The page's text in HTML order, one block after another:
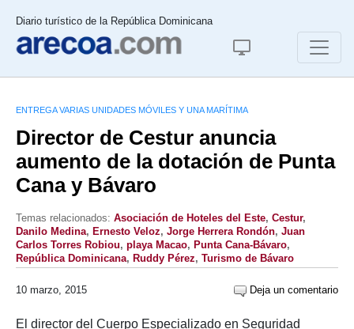
Diario turístico de la República Dominicana
ENTREGA VARIAS UNIDADES MÓVILES Y UNA MARÍTIMA
Director de Cestur anuncia
aumento de la dotación de Punta
Cana y Bávaro
Temas relacionados: Asociación de Hoteles del Este, Cestur,
Danilo Medina, Ernesto Veloz, Jorge Herrera Rondón, Juan
Carlos Torres Robiou, playa Macao, Punta Cana-Bávaro,
República Dominicana, Ruddy Pérez, Turismo de Bávaro
10 marzo, 2015 Deja un comentario
El director del Cuerpo Especializado en Seguridad